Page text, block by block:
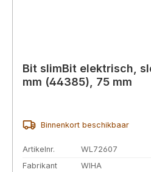
Bit slimBit elektrisch,
mm (44385), 75 mm
Binnenkort beschikbaar
Artikelnr.
WL72607
Fabrikant
WIHA